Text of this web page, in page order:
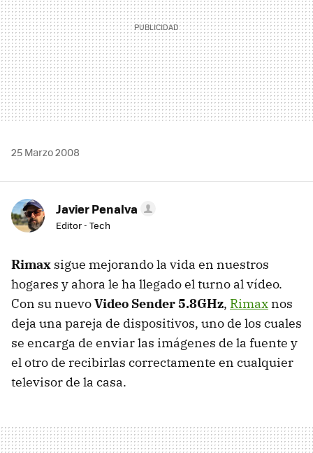
25 Marzo 2008
Javier Penalva
Editor - Tech
Rimax sigue mejorando la vida en nuestros
hogares y ahora le ha llegado el turno al vídeo.
Con su nuevoVideo Sender 5.8GHz, Rimax nos
deja una pareja de dispositivos, uno de los cuales
se encarga de enviar las imágenes de la fuente y
el otro de recibirlas correctamente en cualquier
televisor de la casa.